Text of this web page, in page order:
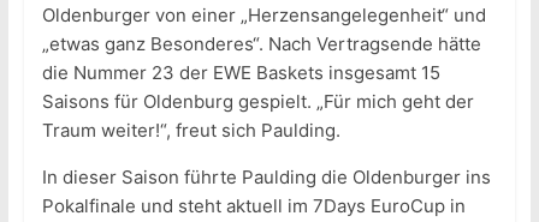
Oldenburger von einer „Herzensangelegenheit“ und
„etwas ganz Besonderes“. Nach Vertragsende hätte
die Nummer 23 der EWE Baskets insgesamt 15
Saisons für Oldenburg gespielt. „Für mich geht der
Traum weiter!“, freut sich Paulding.
In dieser Saison führte Paulding die Oldenburger ins
Pokalfinale und steht aktuell im 7Days EuroCup in